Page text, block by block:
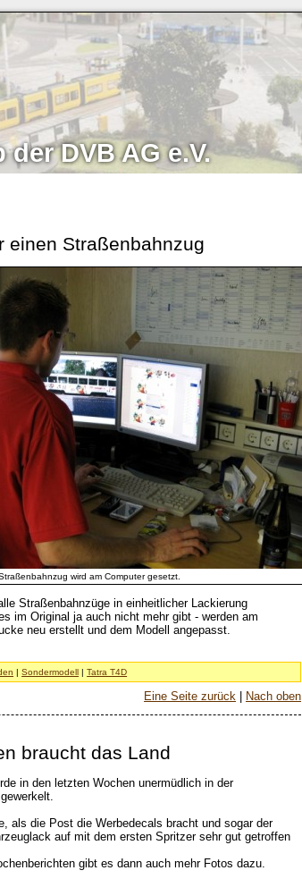
DVB AG e.V.
einen Straßenbahnzug
wird am Computer gesetzt.
Straßenbahnzüge in einheitlicher Lackierung
im Original ja auch nicht mehr gibt - werden am
neu erstellt und dem Modell angepasst.
|Sondermodell |Tatra T4D
Eine Seite zurück Nach oben
braucht das Land
in den letzten Wochen unermüdlich in der
als die Post die Werbedecals bracht und sogar der
auf mit dem ersten Spritzer sehr gut getroffen
gibt es dann auch mehr Fotos dazu.